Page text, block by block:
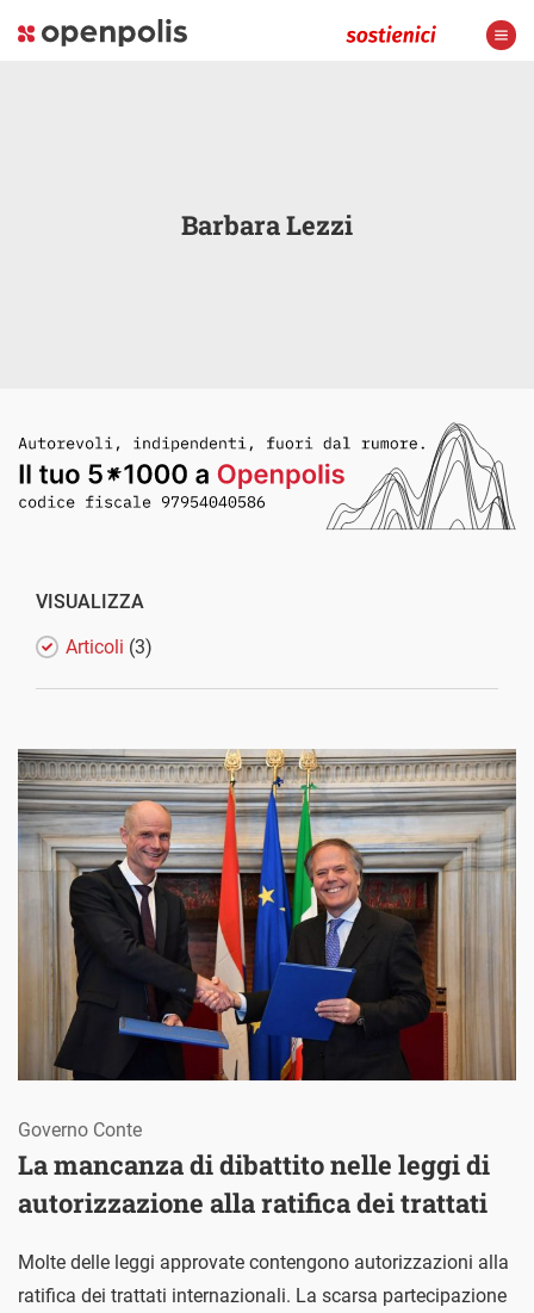
Barbara Lezzi
VISUALIZZA
Articoli (3)
La mancanza di dibattito nelle leggi di
autorizzazione alla ratifica dei trattati
Governo Conte
Molte delle leggi approvate contengono autorizzazioni alla
ratifica dei trattati internazionali. La scarsa partecipazione